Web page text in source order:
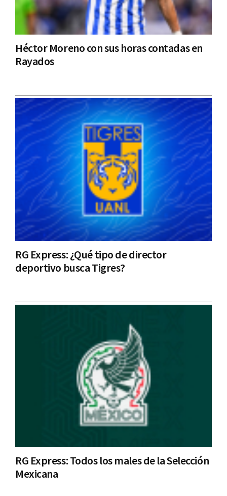
Héctor Moreno con sus horas contadas en
Rayados
RG Express: ¿Qué tipo de director
deportivo busca Tigres?
RG Express: Todos los males de la Selección
Mexicana